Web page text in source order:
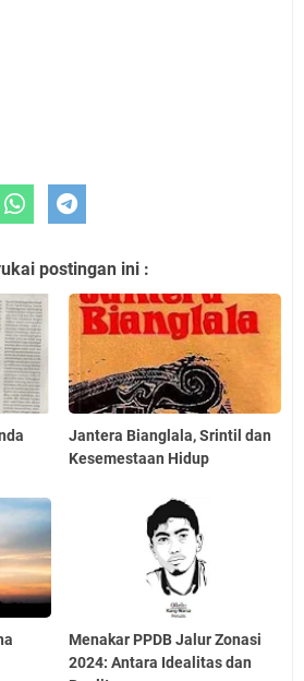
postingan ini :
Jantera Bianglala, Srintil dan
Kesemestaan Hidup
Menakar PPDB Jalur Zonasi
2024: Antara Idealitas dan